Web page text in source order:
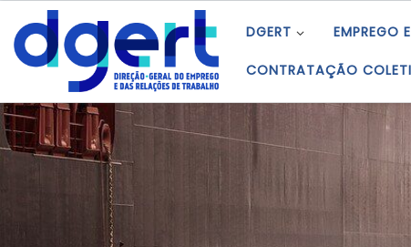
Skip to content DGERT EMPREGO
CONTRATAÇÃO